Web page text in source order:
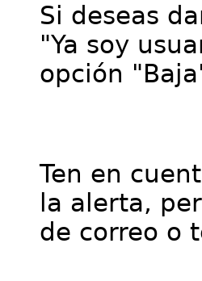
Si deseas
"Ya soy
opción
Ten en
la alerta,
de correo o